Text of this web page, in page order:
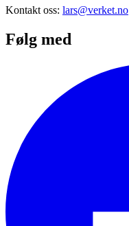
Kontakt oss: lars@verket.no
Følg med